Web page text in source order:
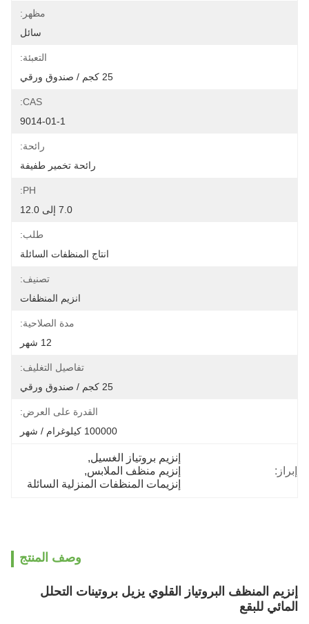
مظهر:
سائل
التعبئة:
25 كجم / صندوق ورقي
CAS:
9014-01-1
رائحة:
رائحة تخمير طفيفة
PH:
7.0 إلى 12.0
طلب:
انتاج المنظفات السائلة
تصنيف:
انزيم المنظفات
مدة الصلاحية:
12 شهر
تفاصيل التغليف:
25 كجم / صندوق ورقي
القدرة على العرض:
100000 كيلوغرام / شهر
إبراز:
إنزيم بروتياز الغسيل,
إنزيم منظف الملابس,
إنزيمات المنظفات المنزلية السائلة
وصف المنتج
إنزيم المنظف البروتياز القلوي يزيل بروتينات التحلل
المائي للبقع